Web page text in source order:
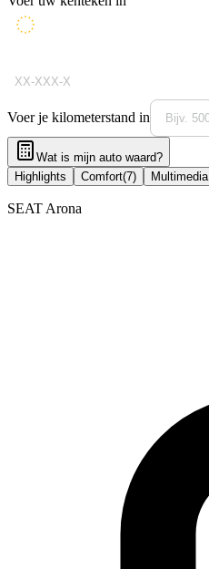
Voer je kilometerstand in
Wat is mijn auto waard?
Highlights
Comfort(7) Multimedia
SEAT Arona